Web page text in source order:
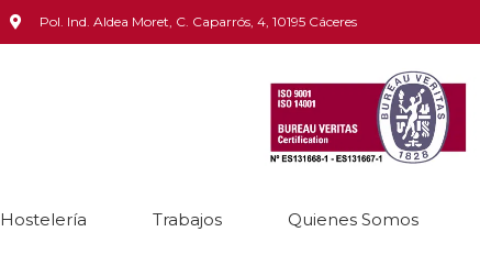
Pol. Ind. Aldea Moret, C. Caparrós, 4, 10195 Cáceres
Hostelería Trabajos Quienes Somos